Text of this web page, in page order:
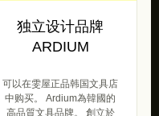
独立设计品牌
ARDIUM
可以在雯屋正品韩国文具店
中购买。 Ardium為韓國的
高品質文具品牌。 創立於